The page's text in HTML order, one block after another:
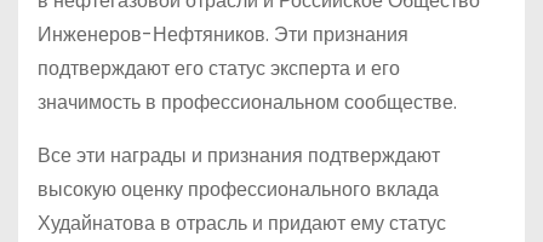
Инженеров-Нефтяников. Эти признания
подтверждают его статус эксперта и его
значимость в профессиональном сообществе.
Все эти награды и признания подтверждают
высокую оценку профессионального вклада
Худайнатова в отрасль и придают ему статус